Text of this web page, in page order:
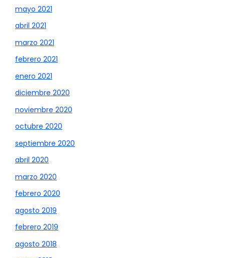
mayo 2021
abril 2021
marzo 2021
febrero 2021
enero 2021
diciembre 2020
noviembre 2020
octubre 2020
septiembre 2020
abril 2020
marzo 2020
febrero 2020
agosto 2019
febrero 2019
agosto 2018